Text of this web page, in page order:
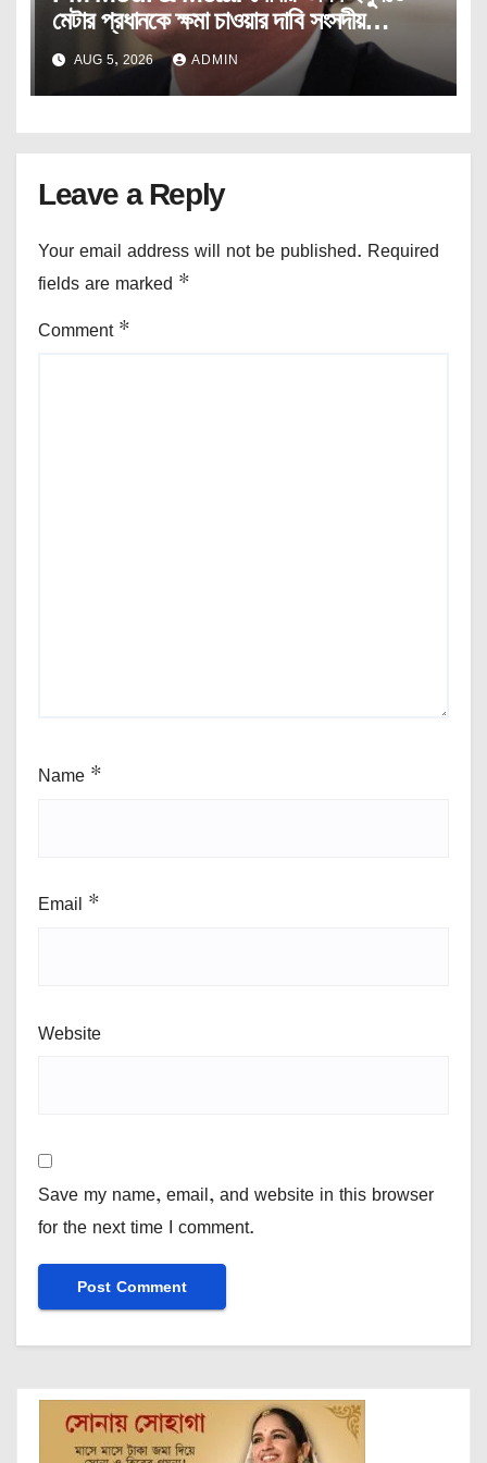
মেটার প্রধানকে ক্ষমা চাওয়ার দাবি সংসদীয়
প্যানেলের।
AUG 5, 2026 ADMIN
Leave a Reply
Your email address will not be published. Required
fields are marked *
Comment *
Name *
Email *
Website
Save my name, email, and website in this browser
for the next time I comment.